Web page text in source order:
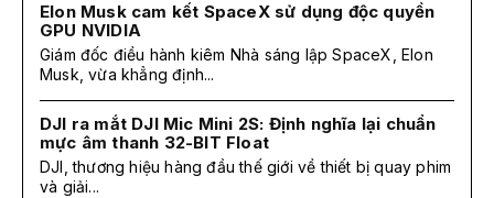
Elon Musk cam kết SpaceX sử dụng độc quyền
GPU NVIDIA
Giám đốc điều hành kiêm Nhà sáng lập SpaceX, Elon
Musk, vừa khẳng định...
DJI ra mắt DJI Mic Mini 2S: Định nghĩa lại chuẩn
mực âm thanh 32-BIT Float
DJI, thương hiệu hàng đầu thế giới về thiết bị quay phim
và giải...